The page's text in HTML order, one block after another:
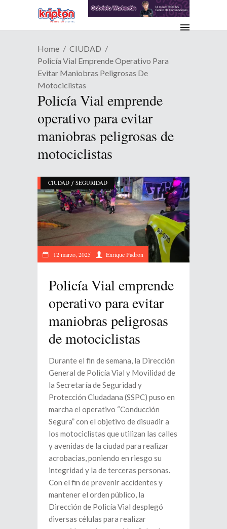
Home
CIUDAD
Policía Vial Emprende Operativo Para
Evitar Maniobras Peligrosas De
Motociclistas
Policía Vial emprende
operativo para evitar
maniobras peligrosas de
motociclistas
CIUDAD / SEGURIDAD
12 marzo, 2025 Enrique Padron
Policía Vial emprende
operativo para evitar
maniobras peligrosas
de motociclistas
Durante el fin de semana, la Dirección
General de Policía Vial y Movilidad de
la Secretaría de Seguridad y
Protección Ciudadana (SSPC) puso en
marcha el operativo “Conducción
Segura” con el objetivo de disuadir a
los motociclistas que utilizan las calles
y avenidas de la ciudad para realizar
acrobacias, poniendo en riesgo su
integridad y la de terceras personas.
Con el fin de prevenir accidentes y
mantener el orden público, la
Dirección de Policía Vial desplegó
diversas células para realizar